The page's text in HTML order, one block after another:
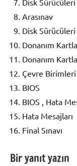
Arasınav
Disk Sürücüleri
Donanım
Donanım
Çevre Birimleri
BIOS
BIOS , Hata
Hata Mesajları
Final Sınavı
Bir yanıt yazın